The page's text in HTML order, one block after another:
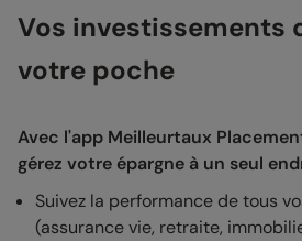
Vos investissements
votre poche
Avec l'app Meilleurtaux
gérez votre épargne à un seul
Suivez la performance de tous
(assurance vie, retraite,